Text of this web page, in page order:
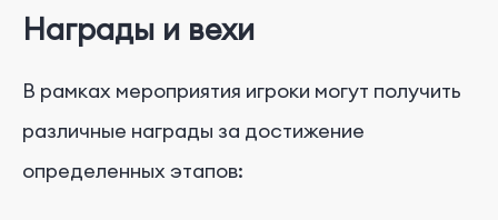
Награды и вехи
В рамках мероприятия игроки могут получить
различные награды за достижение
определенных этапов: